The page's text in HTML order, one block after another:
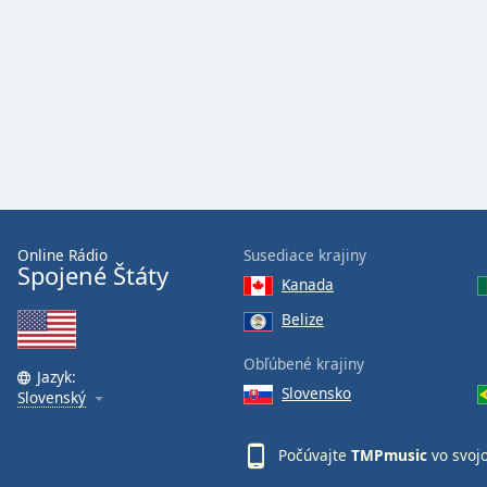
window.
Beginning
dialog
window.
Escape
will
Online Rádio
Spojené Štáty
Jazyk:
Slovenský
Susediace krajiny
Kanada
Belize
Obľúbené krajiny
Slovensko
Počúvajte TMPmusic vo